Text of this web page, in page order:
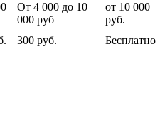
От 4 000 до 10
000 руб
от 10 000
руб.
300 руб. Бесплатно